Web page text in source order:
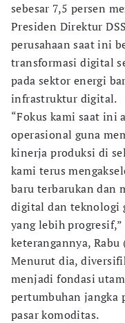
sebesar 7,5 persen
Presiden Direktur
perusahaan saat ini
transformasi digital
pada sektor energi
infrastruktur digital.
“Fokus kami saat ini
operasional guna
kinerja produksi di
kami terus
baru terbarukan dan
digital dan teknologi
yang lebih
keterangannya, Rabu
Menurut dia,
menjadi fondasi
pertumbuhan jangka
pasar komoditas.